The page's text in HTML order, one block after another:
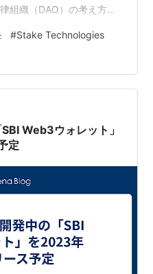
組織（DAO）の考え方を
の対応など、現代社会が
が協力してWeb3の技術を
ドコモが発表した報道
明期にあり、大衆における
安心な利用環境の整…
#Stake Technologies
Web3ウォレット」
定